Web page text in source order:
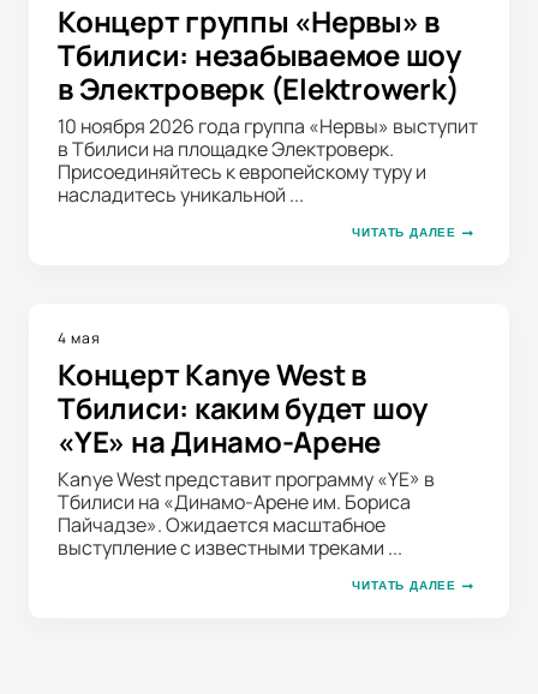
Концерт группы «Нервы» в
Тбилиси: незабываемое шоу
в Электроверк (Elektrowerk)
10 ноября 2026 года группа «Нервы» выступит
в Тбилиси на площадке Электроверк.
Присоединяйтесь к европейскому туру и
насладитесь уникальной ...
ЧИТАТЬ ДАЛЕЕ
4 мая
Концерт Kanye West в
Тбилиси: каким будет шоу
«YE» на Динамо-Арене
Kanye West представит программу «YE» в
Тбилиси на «Динамо-Арене им. Бориса
Пайчадзе». Ожидается масштабное
выступление с известными треками ...
ЧИТАТЬ ДАЛЕЕ